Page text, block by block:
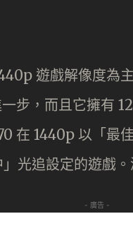
遊戲解像度為
步，而且它擁有
在 1440p 以「最
光追設定的遊戲
- 廣告 -